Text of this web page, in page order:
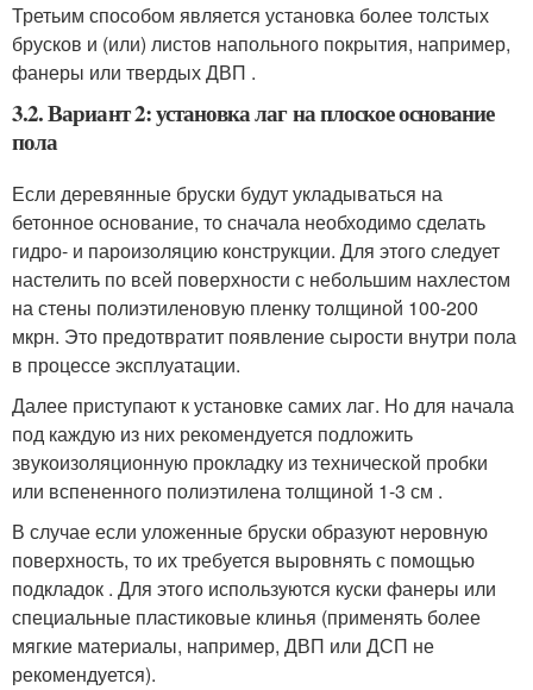
Третьим способом является установка более толстых
брусков и (или) листов напольного покрытия, например,
фанеры или твердых ДВП .
3.2. Вариант 2: установка лаг на плоское основание
пола
Если деревянные бруски будут укладываться на
бетонное основание, то сначала необходимо сделать
гидро- и пароизоляцию конструкции. Для этого следует
настелить по всей поверхности с небольшим нахлестом
на стены полиэтиленовую пленку толщиной 100-200
мкрн. Это предотвратит появление сырости внутри пола
в процессе эксплуатации.
Далее приступают к установке самих лаг. Но для начала
под каждую из них рекомендуется подложить
звукоизоляционную прокладку из технической пробки
или вспененного полиэтилена толщиной 1-3 см .
В случае если уложенные бруски образуют неровную
поверхность, то их требуется выровнять с помощью
подкладок . Для этого используются куски фанеры или
специальные пластиковые клинья (применять более
мягкие материалы, например, ДВП или ДСП не
рекомендуется).